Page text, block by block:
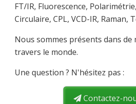
FT/IR, Fluorescence,
Circulaire, CPL, VCD-IR, Raman,
Nous sommes présents dans de
travers le monde.
Une question ? N'hésitez pas :
Contactez-